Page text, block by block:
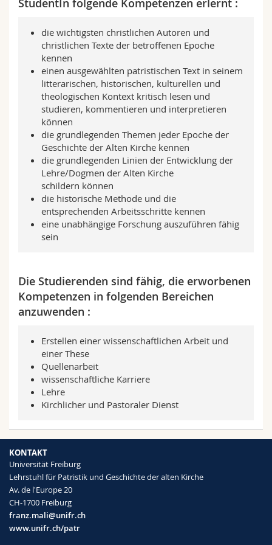
Math.-Nat. und Med. Fak.
Interfakultär
Mitarbeitende
Doktorierende
Webmail
Vorlesungsverzeichnis
MyUnifr
StudentIn folgende Kompetenzen erlernt :
die wichtigsten christlichen Autoren und
christlichen Texte der betroffenen Epoche
kennen
einen ausgewählten patristischen Text in seinem
litterarischen, historischen, kulturellen und
theologischen Kontext kritisch lesen und
studieren, kommentieren und interpretieren
können
die grundlegenden Themen jeder Epoche der
Geschichte der Alten Kirche kennen
die grundlegenden Linien der Entwicklung der
Lehre/Dogmen der Alten Kirche
schildern können
die historische Methode und die
entsprechenden Arbeitsschritte kennen
eine unabhängige Forschung auszuführen fähig
sein
Die Studierenden sind fähig, die erworbenen
Kompetenzen in folgenden Bereichen
anzuwenden :
Erstellen einer wissenschaftlichen Arbeit und
einer These
Quellenarbeit
wissenschaftliche Karriere
Lehre
Kirchlicher und Pastoraler Dienst
KONTAKT
Universität Freiburg
Lehrstuhl für Patristik und Geschichte der alten Kirche
Av. de l'Europe 20
CH-1700 Freiburg
franz.mali@unifr.ch
www.unifr.ch/patr